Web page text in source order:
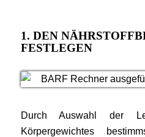
1. DEN
FESTLEGEN
Durch Auswahl der
Körpergewichtes